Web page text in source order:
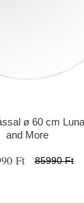
ø 60 cm
and More
Ft 85990 Ft